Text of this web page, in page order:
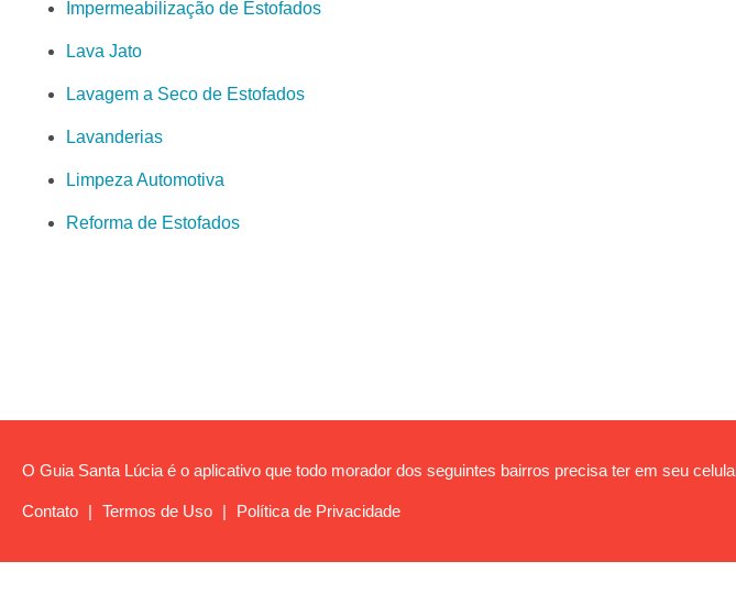
Impermeabilização de Estofados
Lava Jato
Lavagem a Seco de Estofados
Lavanderias
Limpeza Automotiva
Reforma de Estofados
O Guia Santa Lúcia é o aplicativo que todo morador dos seguintes bairros precisa ter em seu
Contato | Termos de Uso | Política de Privacidade